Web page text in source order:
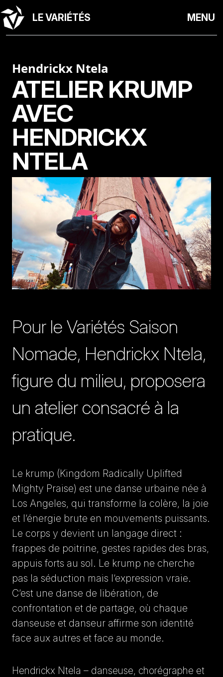
LE VARIÉTÉS MENU
Hendrickx Ntela
ATELIER KRUMP
AVEC
HENDRICKX
NTELA
Pour le Variétés Saison
Nomade, Hendrickx Ntela,
figure du milieu, proposera
un atelier consacré à la
pratique.
Le krump (Kingdom Radically Uplifted
Mighty Praise) est une danse urbaine née à
Los Angeles, qui transforme la colère, la joie
et l’énergie brute en mouvements puissants.
Le corps y devient un langage direct :
frappes de poitrine, gestes rapides des bras,
appuis forts au sol. Le krump ne cherche
pas la séduction mais l’expression vraie.
C’est une danse de libération, de
confrontation et de partage, où chaque
danseuse et danseur affirme son identité
face aux autres et face au monde.
Hendrickx Ntela – danseuse, chorégraphe et